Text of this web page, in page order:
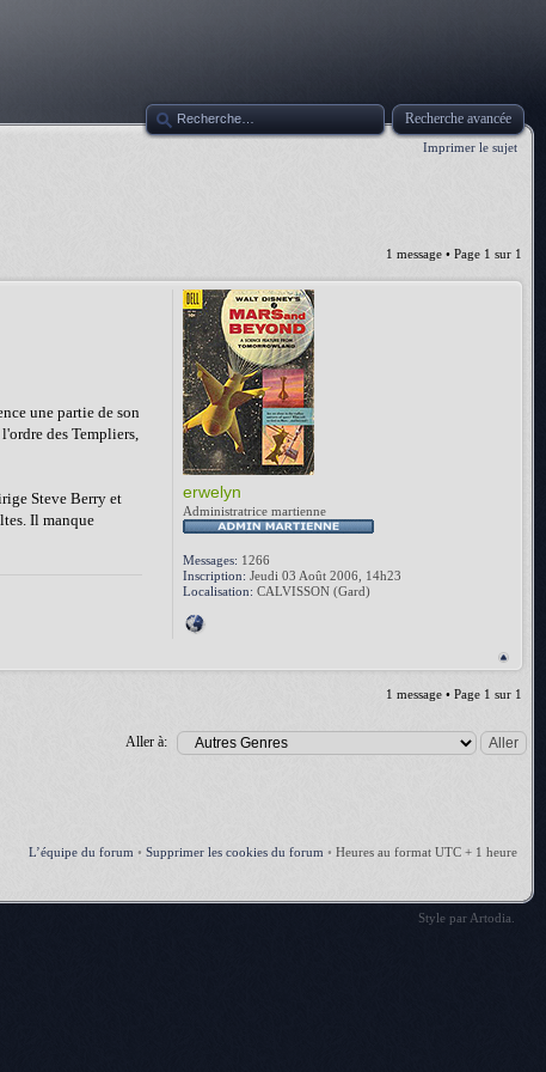
Recherche avancée
Imprimer le sujet
1 message • Page 1 sur 1
une partie de son
des Templiers,
Steve Berry et
Il manque
erwelyn
Administratrice martienne
Messages: 1266
Inscription: Jeudi 03 Août 2006, 14h23
Localisation: CALVISSON (Gard)
1 message • Page 1 sur 1
Aller à:
L’équipe du forum • Supprimer les cookies du forum • Heures au format UTC + 1 heure
Style par Artodia